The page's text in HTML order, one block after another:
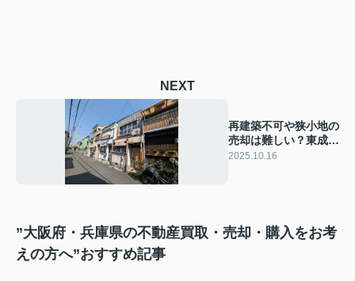
NEXT
再建築不可や狭小地の
売却は難しい？東成区
で売るコツや流れをご
2025.10.16
”大阪府・兵庫県の不動産買取・売却・購入をお考
えの方へ”おすすめ記事